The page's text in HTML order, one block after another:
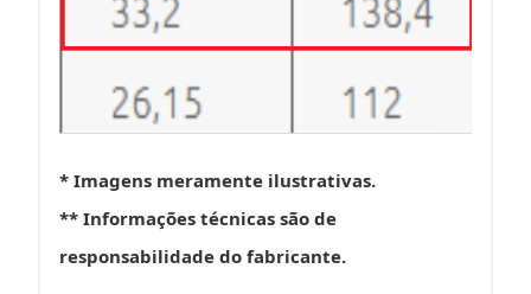
* Imagens meramente ilustrativas.
** Informações técnicas são de
responsabilidade do fabricante.